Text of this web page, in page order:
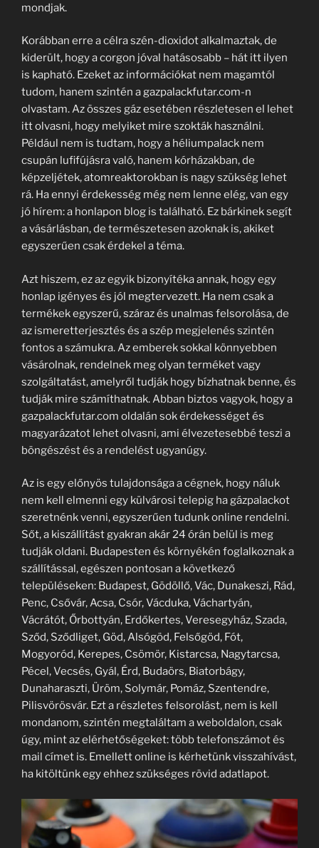
mondjak.
Korábban erre a célra szén-dioxidot alkalmaztak, de
kiderült, hogy a corgon jóval hatásosabb – hát itt ilyen
is kapható. Ezeket az információkat nem magamtól
tudom, hanem szintén a gazpalackfutar.com-n
olvastam. Az összes gáz esetében részletesen el lehet
itt olvasni, hogy melyiket mire szokták használni.
Például nem is tudtam, hogy a héliumpalack nem
csupán lufifújásra való, hanem kórházakban, de
képzeljétek, atomreaktorokban is nagy szükség lehet
rá. Ha ennyi érdekesség még nem lenne elég, van egy
jó hírem: a honlapon blog is található. Ez bárkinek segít
a vásárlásban, de természetesen azoknak is, akiket
egyszerűen csak érdekel a téma.
Azt hiszem, ez az egyik bizonyítéka annak, hogy egy
honlap igényes és jól megtervezett. Ha nem csak a
termékek egyszerű, száraz és unalmas felsorolása, de
az ismeretterjesztés és a szép megjelenés szintén
fontos a számukra. Az emberek sokkal könnyebben
vásárolnak, rendelnek meg olyan terméket vagy
szolgáltatást, amelyről tudják hogy bízhatnak benne, és
tudják mire számíthatnak. Abban biztos vagyok, hogy a
gazpalackfutar.com oldalán sok érdekességet és
magyarázatot lehet olvasni, ami élvezetesebbé teszi a
böngészést és a rendelést ugyanúgy.
Az is egy előnyös tulajdonsága a cégnek, hogy náluk
nem kell elmenni egy külvárosi telepig ha gázpalackot
szeretnénk venni, egyszerűen tudunk online rendelni.
Sőt, a kiszállítást gyakran akár 24 órán belül is meg
tudják oldani. Budapesten és környékén foglalkoznak a
szállítással, egészen pontosan a következő
településeken: Budapest, Gödöllő, Vác, Dunakeszi, Rád,
Penc, Csővár, Acsa, Csór, Vácduka, Váchartyán,
Vácrátót, Őrbottyán, Erdőkertes, Veresegyház, Szada,
Sződ, Sződliget, Göd, Alsógöd, Felsőgöd, Fót,
Mogyoród, Kerepes, Csömör, Kistarcsa, Nagytarcsa,
Pécel, Vecsés, Gyál, Érd, Budaörs, Biatorbágy,
Dunaharaszti, Üröm, Solymár, Pomáz, Szentendre,
Pilisvörösvár. Ezt a részletes felsorolást, nem is kell
mondanom, szintén megtaláltam a weboldalon, csak
úgy, mint az elérhetőségeket: több telefonszámot és
mail címet is. Emellett online is kérhetünk visszahívást,
ha kitöltünk egy ehhez szükséges rövid adatlapot.